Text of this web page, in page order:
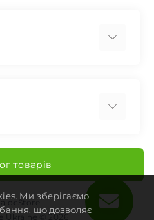
товарів
ocStore
Ukraine © 2026
Ми зберігаємо
що дозволяє